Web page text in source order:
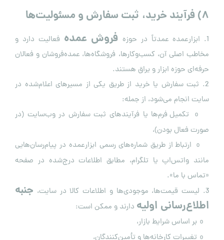
۸) فرآیند خرید، ثبت سفارش و مسئولیت‌ها
1. ابزارعمده عمدتاً در حوزه فروش عمده فعالیت دارد و
مخاطب اصلی آن، کسب‌وکارها، فروشگاه‌ها، عمده‌فروشان و فعالان
حرفه‌ای حوزه ابزار و یراق هستند.
2. ثبت سفارش یا خرید از طریق یکی از مسیرهای اعلام‌شده در
سایت انجام می‌شود، از جمله:
o
تکمیل فرم‌ها یا فرآیندهای ثبت سفارش در وب‌سایت (در
صورت فعال بودن)،
o
ارتباط از طریق شماره‌های رسمی ابزارعمده در پیام‌رسان‌هایی
مانند واتس‌اپ یا تلگرام، مطابق اطلاعات درج‌شده در صفحه
«تماس با ما».
3. لیست قیمت‌ها، موجودی‌ها و اطلاعات کالا در سایت،
جنبه
اطلاع‌رسانی اولیه دارند و ممکن است:
بر اساس شرایط بازار،
تغییرات کارخانه‌ها و تأمین‌کنندگان،